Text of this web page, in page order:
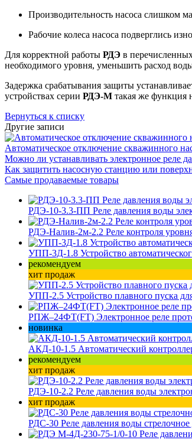
Производительность насоса слишком
Рабочие колеса насоса подверглись
Для корректной работы РДЭ в
необходимого уровня, уменьшить расход
Задержка срабатывания защиты
устройствах серии РДЭ-М такая же функция
Вернуться к списку
Другие записи
Автоматическое отключение скважинного
Можно ли устанавливать электронное реле
Как защитить насосную станцию или
Самые продаваемые товары
РДЭ-10-3.3-ПП Реле давления воды
РДЭ-Налив-2м-2.2 Реле контроля
УПП-3Д-1.8 Устройство
рекомендуем
хит продаж
УПП-2.5 Устройство плавного пуска
РПЖ–24ФТ(FT) Электронное реле
новинка
АКД-10-1.5 Автоматический
рекомендуем
хит продаж
РДЭ-10-2.2 Реле давления воды
хит продаж
РДС-30 Реле давления воды